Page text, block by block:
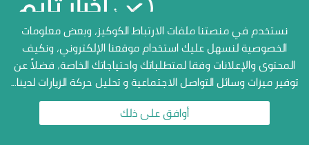
منصاتنا
الإتصال بنا
أرشيف الاستطلاعات
جميع الحقوق محفوظة المنصة
الاعلامية أخبار تايم 2026
نستخدم في منصتنا ملفات الارتباط الكوكيز، وبعض معلومات
الخصوصية لنسهل عليك استخدام موقعنا الإلكتروني، ونكيف
المحتوى والإعلانات وفقا لمتطلباتك واحتياجاتك الخاصة، فضلاً عن
توفير ميزات وسائل التواصل الاجتماعية و تحليل حركة الزيارات لدينا...
أوافق على ذلك